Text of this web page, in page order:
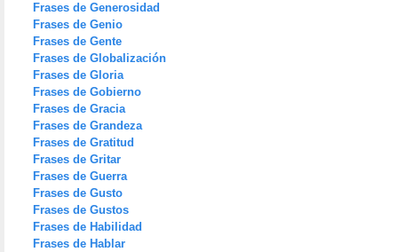
Frases de Generosidad
Frases de Genio
Frases de Gente
Frases de Globalización
Frases de Gloria
Frases de Gobierno
Frases de Gracia
Frases de Grandeza
Frases de Gratitud
Frases de Gritar
Frases de Guerra
Frases de Gusto
Frases de Gustos
Frases de Habilidad
Frases de Hablar